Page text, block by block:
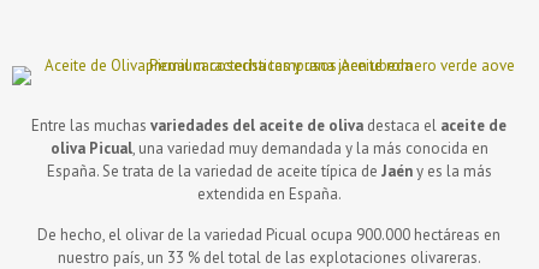
Entre las muchasvariedades del aceite de oliva destaca el aceite de
oliva Picual, una variedad muy demandada y la más conocida en
España. Se trata de la variedad de aceite típica de Jaény es la más
extendida en España.
De hecho, el olivar de la variedad Picual ocupa 900.000 hectáreas en
nuestro país, un 33 % del total de las explotaciones olivareras.